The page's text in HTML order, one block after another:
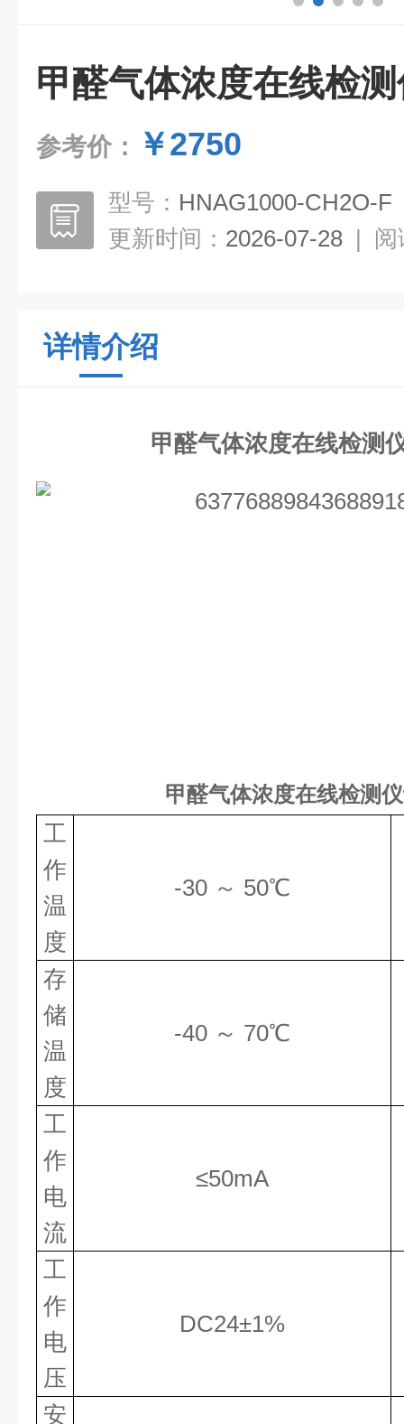
甲醛气体浓度在线检
参考价： ￥2750
型号： HNAG1000-CH2O-F
更新时间： 2026-07-28 | 阅
详情介绍
甲醛气体浓度在线检测
甲醛气体浓度在线检测仪
工
作
温
度
-30 ～ 50℃
存
储
温
度
-40 ～ 70℃
工
作
电
流
≤50mA
工
作
电
压
DC24±1%
安